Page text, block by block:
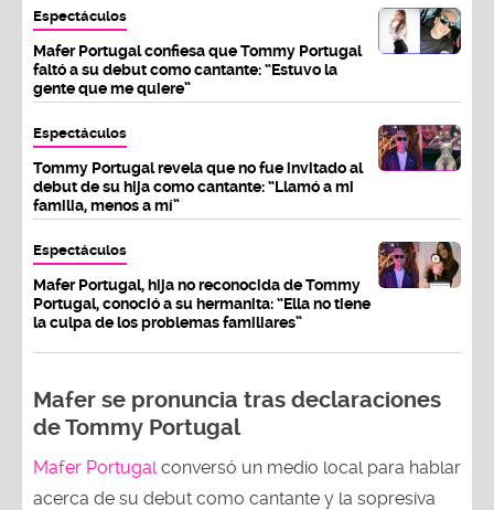
Espectáculos
Mafer Portugal confiesa que Tommy Portugal
faltó a su debut como cantante: “Estuvo la
gente que me quiere”
Espectáculos
Tommy Portugal revela que no fue invitado al
debut de su hija como cantante: “Llamó a mi
familia, menos a mí”
Espectáculos
Mafer Portugal, hija no reconocida de Tommy
Portugal, conoció a su hermanita: “Ella no tiene
la culpa de los problemas familiares”
Mafer se pronuncia tras declaraciones
de Tommy Portugal
Mafer Portugal conversó un medio local para hablar
acerca de su debut como cantante y la sopresiva